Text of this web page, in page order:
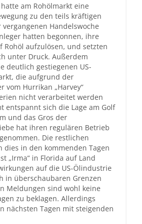
am Rohölmarkt eine
zu den teils kräftigen
Handelswoche
hatten begonnen, ihre
Rohöl aufzulösen, und setzten
unter Druck. Außerdem
deutlich gestiegenen US-
die aufgrund der
vom Hurrikan „Harvey“
nicht verarbeitet werden
entspannt sich die Lage am Golf
und das Gros der
hat ihren regulären Betrieb
Die restlichen
dies in den kommenden Tagen
„Irma“ in Florida auf Land
auf die US-Ölindustrie
in überschaubaren Grenzen
Meldungen sind wohl keine
zu beklagen. Allerdings
nächsten Tagen mit steigenden